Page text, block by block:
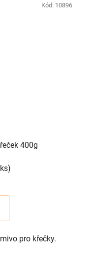
400g
pro křečky.
Kód: 10896